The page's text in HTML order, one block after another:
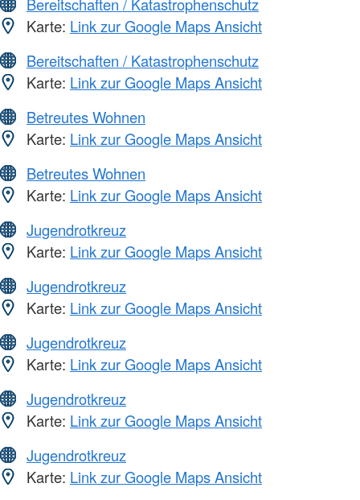
Bereitschaften / Katastrophenschutz
Karte: Link zur Google Maps Ansicht
Bereitschaften / Katastrophenschutz
Karte: Link zur Google Maps Ansicht
Betreutes Wohnen
Karte: Link zur Google Maps Ansicht
Betreutes Wohnen
Karte: Link zur Google Maps Ansicht
Jugendrotkreuz
Karte: Link zur Google Maps Ansicht
Jugendrotkreuz
Karte: Link zur Google Maps Ansicht
Jugendrotkreuz
Karte: Link zur Google Maps Ansicht
Jugendrotkreuz
Karte: Link zur Google Maps Ansicht
Jugendrotkreuz
Karte: Link zur Google Maps Ansicht